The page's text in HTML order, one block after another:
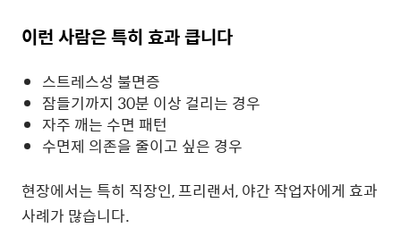
이런 사람은 특히 효과 큽니다
스트레스성 불면증
잠들기까지 30분 이상 걸리는 경우
자주 깨는 수면 패턴
수면제 의존을 줄이고 싶은 경우
현장에서는 특히 직장인, 프리랜서, 야간 작업자에게 효과
사례가 많습니다.